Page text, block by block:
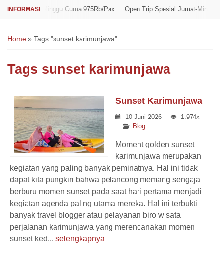
Minggu Cuma 975Rb/Pax Open Trip Spesial Jumat-Minggu Cuma
Home » Tags "sunset karimunjawa"
Tags sunset karimunjawa
Sunset Karimunjawa
10 Juni 2026
1.974x
Blog
Moment golden sunset
karimunjawa merupakan
kegiatan yang paling banyak peminatnya. Hal ini tidak
dapat kita pungkiri bahwa pelancong memang sengaja
berburu momen sunset pada saat hari pertama menjadi
kegiatan agenda paling utama mereka. Hal ini terbukti
banyak travel blogger atau pelayanan biro wisata
perjalanan karimunjawa yang merencanakan momen
sunset ked... selengkapnya